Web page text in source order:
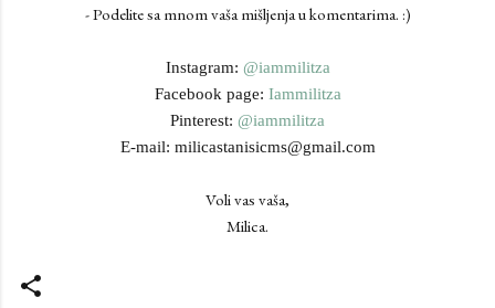
- Podelite sa mnom vaša mišljenja u komentarima. :)
Instagram: @iammilitza
Facebook page: Iammilitza
Pinterest: @iammilitza
E-mail: milicastanisicms@gmail.com
Voli vas vaša,
Milica.